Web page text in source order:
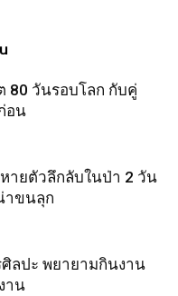
80 วันรอบโลก กับคู่
อน
ายตัวลึกลับในป่า 2 วัน
าขนลุก
ลปะ พยายามกินงาน
าน